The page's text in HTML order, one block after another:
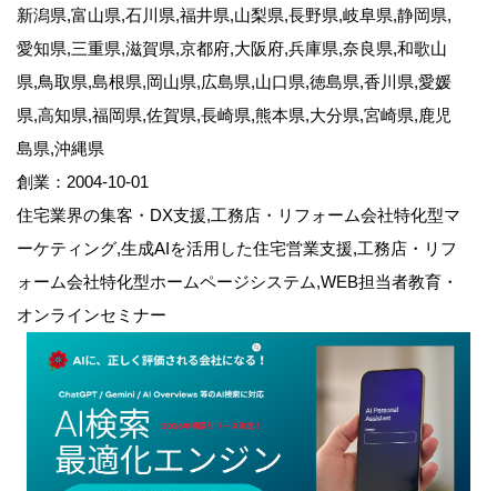
新潟県,富山県,石川県,福井県,山梨県,長野県,岐阜県,静岡県,
愛知県,三重県,滋賀県,京都府,大阪府,兵庫県,奈良県,和歌山
県,鳥取県,島根県,岡山県,広島県,山口県,徳島県,香川県,愛媛
県,高知県,福岡県,佐賀県,長崎県,熊本県,大分県,宮崎県,鹿児
島県,沖縄県
創業：2004-10-01
住宅業界の集客・DX支援,工務店・リフォーム会社特化型マ
ーケティング,生成AIを活用した住宅営業支援,工務店・リフ
ォーム会社特化型ホームページシステム,WEB担当者教育・
オンラインセミナー